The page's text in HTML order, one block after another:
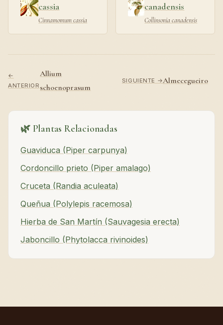
cassia
Cinnamomum cassia
canadensis
Collinsonia canadensis
←
ANTERIOR
Allium
schoenoprasum
SIGUIENTE →Almecegueiro
🌿 Plantas Relacionadas
Guaviduca (Piper carpunya)
Cordoncillo prieto (Piper amalago)
Cruceta (Randia aculeata)
Queñua (Polylepis racemosa)
Hierba de San Martín (Sauvagesia erecta)
Jaboncillo (Phytolacca rivinoides)